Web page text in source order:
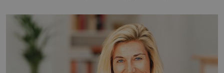
se na koloběžce a den zakončit poznáváním památek ve
Velkých Losinách nebo v termálním